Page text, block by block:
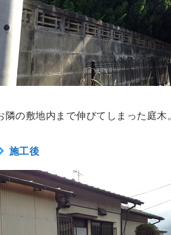
隣の敷地内まで伸びてしまった庭木。
施工後